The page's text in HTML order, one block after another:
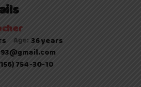
Age: 36 years
754-30-10